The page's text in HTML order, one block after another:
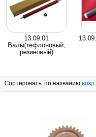
13.09.01
Валы(тефлоновый,
резиновый)
Сортировать: по названию возр.